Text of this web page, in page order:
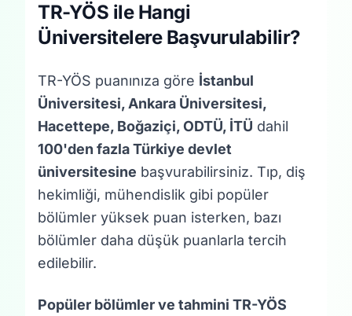
TR-YÖS ile Hangi
Üniversitelere Başvurulabilir?
TR-YÖS puanınıza göre İstanbul
Üniversitesi, Ankara Üniversitesi,
Hacettepe, Boğaziçi, ODTÜ, İTÜ dahil
100'den fazla Türkiye devlet
üniversitesine başvurabilirsiniz. Tıp, diş
hekimliği, mühendislik gibi popüler
bölümler yüksek puan isterken, bazı
bölümler daha düşük puanlarla tercih
edilebilir.
Popüler bölümler ve tahmini TR-YÖS